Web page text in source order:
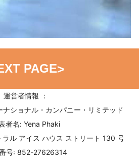
PAGE>
運営者情報 ：
ショナル・カンパニー・リミテッド
者名: Yena Phaki
ル アイス ハウス ストリート 130 号
号: 852-27626314